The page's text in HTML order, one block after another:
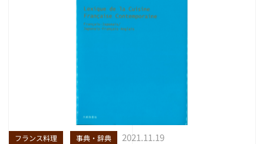
フランス料理 事典・辞典 2021.11.19